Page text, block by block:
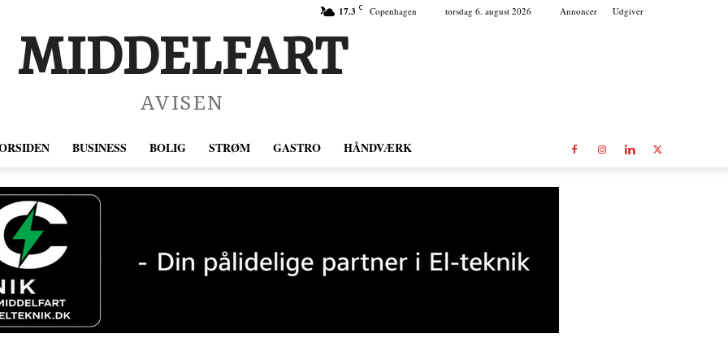
17.3 C Copenhagen torsdag 6. august 2026 Annoncer Udgiver
MIDDELFART
AVISEN
BUSINESS BOLIG STRØM GASTRO HÅNDVÆRK